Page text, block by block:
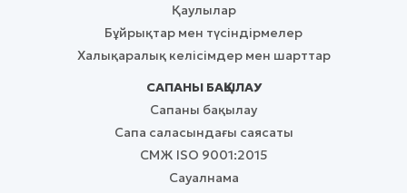
Қаулылар
Бұйрықтар мен түсіндірмелер
Халықаралық келісімдер мен шарттар
САПАНЫ БАҚЫЛАУ
Сапаны бақылау
Сапа саласындағы саясаты
СМЖ ISO 9001:2015
Сауалнама